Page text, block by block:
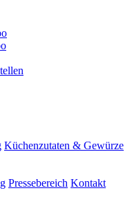
Küchenzutaten & Gewürze
Pressebereich Kontakt